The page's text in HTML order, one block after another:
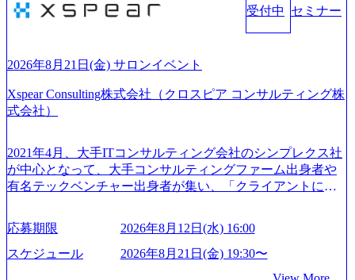
としたサービスを提供している。 ​- - 2018年から6年連続で
ティングファームやSIer、事業会社出身者など、多様な経歴
の社員が活躍している。 年間休日120日以上、完全週休2日
制、有給休暇初年度10日（消化率46.3%）、特別休暇5日な
ど、充実した休暇制度を整備している。 ​ 月平均残業時間は
リフレッシュ休暇など、社員同士の交流や健康をサポート
する取り組みが充実している。 2026年8月13日(木) 19:00～2
0:30予定 2026年8月7日(金) 16:00 コンサル業界の動向や業務
界セミナーを実施しています。 ●前回開催時のアンケート
ージのぼんやりしていた部分が明確になりました」「業界
の全体感や実際に働いていらっしゃる方の体感的なお話を
る、失敗を恐れずにふみだす、執着心をもって没頭する O
WNERSHIP当事者であろう みずから決めてみずから動く、
だわろう 今すぐ決める、すばやく動く、まず成果物をだす
回す、結果が出るまでやり抜く 2026年8月14日(金) 19:00〜2
0:00 (60分) 2026年8月7日(金) 16:00 本説明会は、選考の前段
です。評価の場ではないため、キャリアを検討中の段階の
方にもご参加いただけます。 連休中の平日夜という日程の
ため、在職中の方も有給を取得することなく、現職への配
慮なくご参加いただけます。帰省先からのオンライン参加
旅行事業の内容とビジネスモデル/今後の構想・事業展開/入
社後のキャリアパス ・質疑応答(20分) オンライン (Google M
eet) ・営業・マーケティングなど、ビジネスサイドでのキャ
受付中 セミナー
2026年8月21日(金) サロンイベント
Xspear Consulting株式会社（クロスピア コンサルティング株
式会社）
2021年4月、大手ITコンサルティング会社のシンプレクス社
が中心となって、大手コンサルティングファーム出身者や
有名テックベンチャー出身者が集い、「クライアントにと
い」という想いの下で立ち上げた新鋭ファーム テクノロジ
ーがビジネスの成功に大きな影響力を持つDX時代におい
て、20年以上にわたってFintech業界を中心に最先端テクノ
応募期限
2026年8月12日(水) 16:00
スケジュール
2026年8月21日(金) 19:30〜